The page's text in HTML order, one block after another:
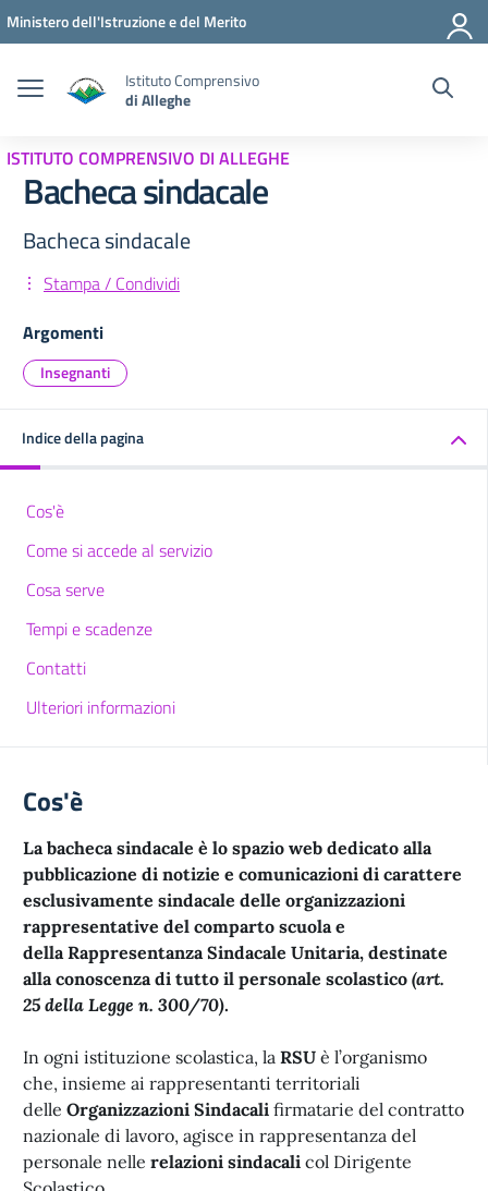
Vai ai contenuti
Vai al menu di navigazione
Vai al footer
Ministero dell'Istruzione e del Merito
Istituto Comprensivo
di Alleghe
ISTITUTO COMPRENSIVO DI ALLEGHE
Bacheca sindacale
Bacheca sindacale
Stampa / Condividi
Argomenti
Insegnanti
Indice della pagina
Cos'è
Come si accede al servizio
Cosa serve
Tempi e scadenze
Contatti
Ulteriori informazioni
Cos'è
La bacheca sindacale è lo spazio web dedicato alla
pubblicazione di notizie e comunicazioni di carattere
esclusivamente sindacale delle organizzazioni
rappresentative del comparto scuola e
della Rappresentanza Sindacale Unitaria, destinate
alla conoscenza di tutto il personale scolastico (art.
25 della Legge n. 300/70).
In ogni istituzione scolastica, la RSU è l’organismo
che, insieme ai rappresentanti territoriali
delle Organizzazioni Sindacali firmatarie del contratto
nazionale di lavoro, agisce in rappresentanza del
personale nelle relazioni sindacali col Dirigente